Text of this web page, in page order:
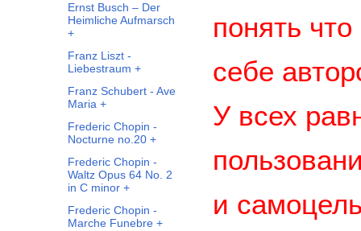
Ernst Busch – Der
Heimliche Aufmarsch
+
Franz Liszt -
Liebestraum +
Franz Schubert - Ave
Maria +
Frederic Chopin -
Nocturne no.20 +
Frederic Chopin -
Waltz Opus 64 No. 2
in C minor +
Frederic Chopin -
Marche Funebre +
понять
себе
У всех
и